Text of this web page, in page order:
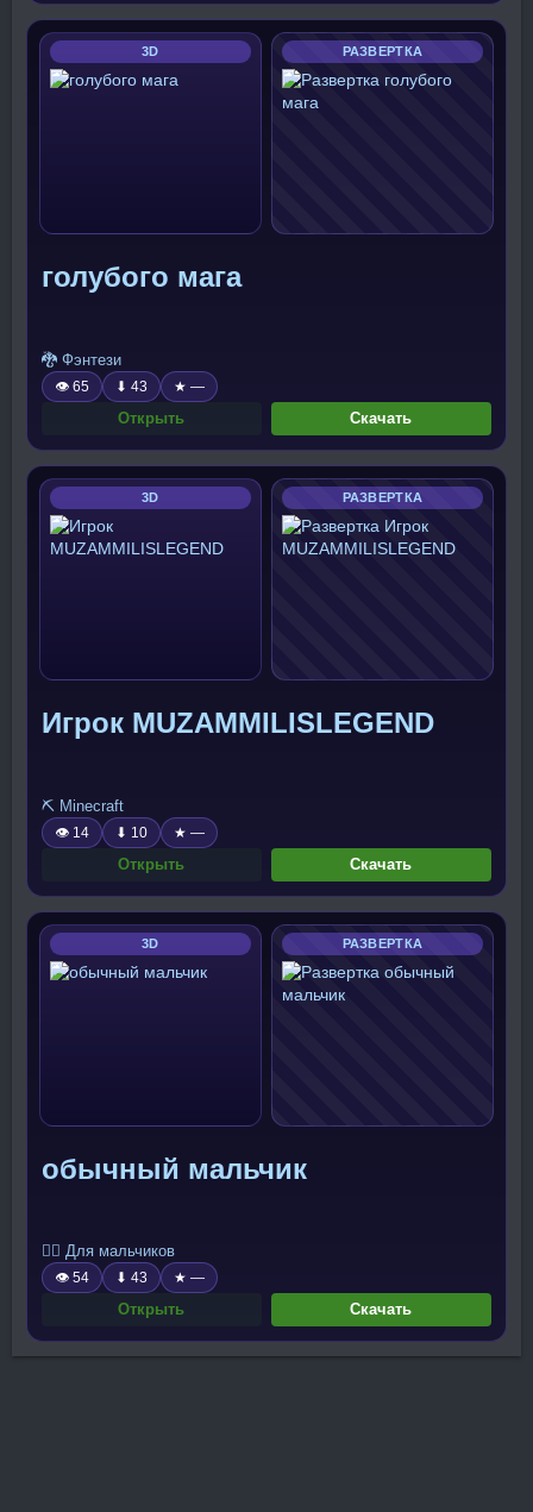
3D РАЗВЕРТКА
голубого мага
🐉 Фэнтези
👁 65 ⬇ 43 ★ —
Открыть Скачать
3D РАЗВЕРТКА
Игрок MUZAMMILISLEGEND
⛏️ Minecraft
👁 14 ⬇ 10 ★ —
Открыть Скачать
3D РАЗВЕРТКА
обычный мальчик
🧍‍♂️ Для мальчиков
👁 54 ⬇ 43 ★ —
Открыть Скачать